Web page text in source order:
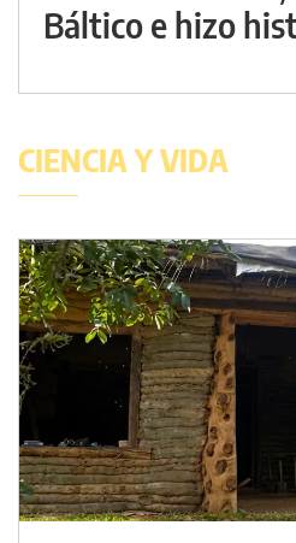
Báltico e hizo
CIENCIA Y VIDA